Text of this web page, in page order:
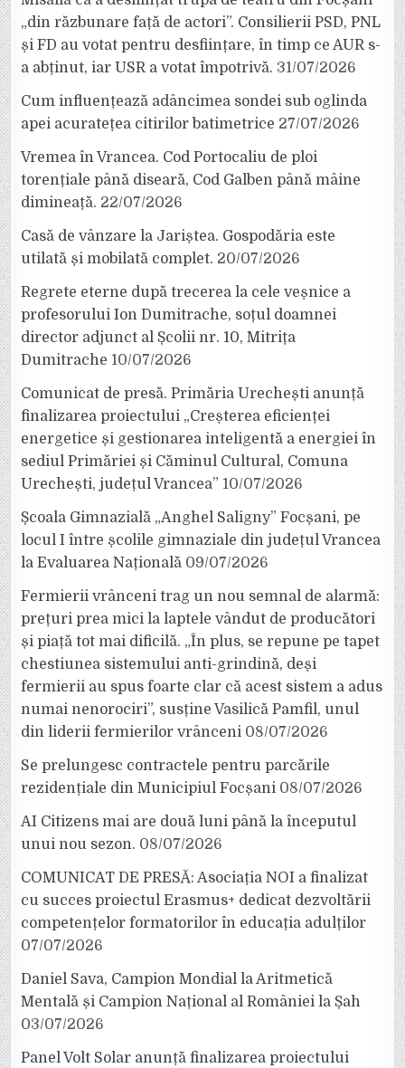
„din răzbunare față de actori”. Consilierii PSD, PNL
și FD au votat pentru desființare, în timp ce AUR s-
a abținut, iar USR a votat împotrivă. 31/07/2026
Cum influențează adâncimea sondei sub oglinda
apei acuratețea citirilor batimetrice 27/07/2026
Vremea în Vrancea. Cod Portocaliu de ploi
torențiale până diseară, Cod Galben până mâine
dimineață. 22/07/2026
Casă de vânzare la Jariștea. Gospodăria este
utilată și mobilată complet. 20/07/2026
Regrete eterne după trecerea la cele veșnice a
profesorului Ion Dumitrache, soțul doamnei
director adjunct al Școlii nr. 10, Mitrița
Dumitrache 10/07/2026
Comunicat de presă. Primăria Urechești anunță
finalizarea proiectului „Creșterea eficienței
energetice și gestionarea inteligentă a energiei în
sediul Primăriei și Căminul Cultural, Comuna
Urechești, județul Vrancea” 10/07/2026
Școala Gimnazială „Anghel Saligny” Focșani, pe
locul I între școlile gimnaziale din județul Vrancea
la Evaluarea Națională 09/07/2026
Fermierii vrânceni trag un nou semnal de alarmă:
prețuri prea mici la laptele vândut de producători
și piață tot mai dificilă. „În plus, se repune pe tapet
chestiunea sistemului anti-grindină, deși
fermierii au spus foarte clar că acest sistem a adus
numai nenorociri”, susține Vasilică Pamfil, unul
din liderii fermierilor vrânceni 08/07/2026
Se prelungesc contractele pentru parcările
rezidențiale din Municipiul Focșani 08/07/2026
AI Citizens mai are două luni până la începutul
unui nou sezon. 08/07/2026
COMUNICAT DE PRESĂ: Asociația NOI a finalizat
cu succes proiectul Erasmus+ dedicat dezvoltării
competențelor formatorilor în educația adulților
07/07/2026
Daniel Sava, Campion Mondial la Aritmetică
Mentală și Campion Național al României la Șah
03/07/2026
Panel Volt Solar anunță finalizarea proiectului